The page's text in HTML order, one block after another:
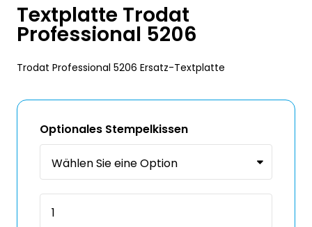
Textplatte Trodat
Professional 5206
Trodat Professional 5206 Ersatz-Textplatte
Optionales Stempelkissen